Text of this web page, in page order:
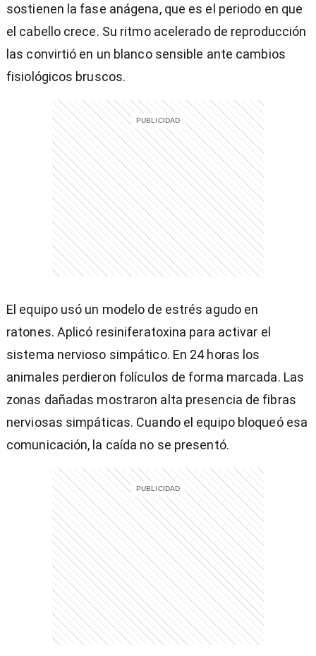
sostienen la fase anágena, que es el periodo en que
el cabello crece. Su ritmo acelerado de reproducción
las convirtió en un blanco sensible ante cambios
fisiológicos bruscos.
El equipo usó un modelo de estrés agudo en
ratones. Aplicó resiniferatoxina para activar el
sistema nervioso simpático. En 24 horas los
animales perdieron folículos de forma marcada. Las
zonas dañadas mostraron alta presencia de fibras
nerviosas simpáticas. Cuando el equipo bloqueó esa
comunicación, la caída no se presentó.